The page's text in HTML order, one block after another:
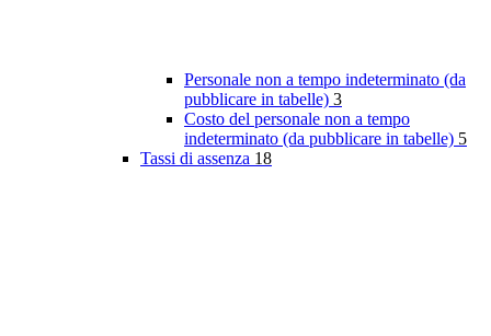
Personale non a tempo indeterminato (da
pubblicare in tabelle) 3
Costo del personale non a tempo
indeterminato (da pubblicare in tabelle) 5
Tassi di assenza 18